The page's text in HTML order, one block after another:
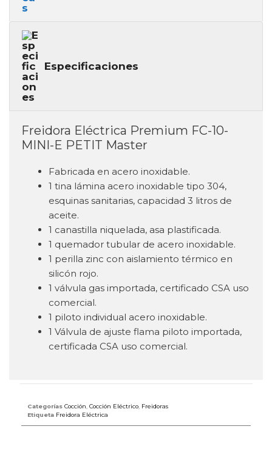
Especificaciones
Freidora Eléctrica Premium FC-10-
MINI-E PETIT Master
Fabricada en acero inoxidable.
1 tina lámina acero inoxidable tipo 304,
esquinas sanitarias, capacidad 3 litros de
aceite.
1 canastilla niquelada, asa plastificada.
1 quemador tubular de acero inoxidable.
1 perilla zinc con aislamiento térmico en
silicón rojo.
1 válvula gas importada, certificado CSA uso
comercial.
1 piloto individual acero inoxidable.
1 Válvula de ajuste flama piloto importada,
certificada CSA uso comercial.
Categorías Cocción Cocción Eléctrico Freidoras
Etiqueta Freidora Eléctrica